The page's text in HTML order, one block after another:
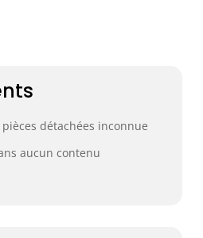
détachées inconnue
aucun contenu